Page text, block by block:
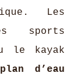
Les
sports
le kayak
plan d’eau